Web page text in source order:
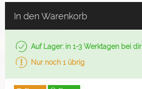
In den Warenkorb
Auf Lager: in 1-3 Werktagen bei dir
Nur noch 1 übrig